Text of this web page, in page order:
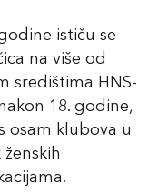
ističu se
na više od
središtima HNS-
18. godine,
osam klubova u